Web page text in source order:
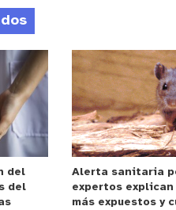
del
del
Alerta sanitaria
expertos
más expuestos y